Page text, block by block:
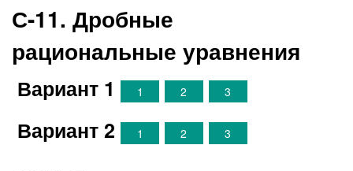
С-11. Дробные
рациональные уравнения
Вариант 1 1 2 3
Вариант 2 1 2 3